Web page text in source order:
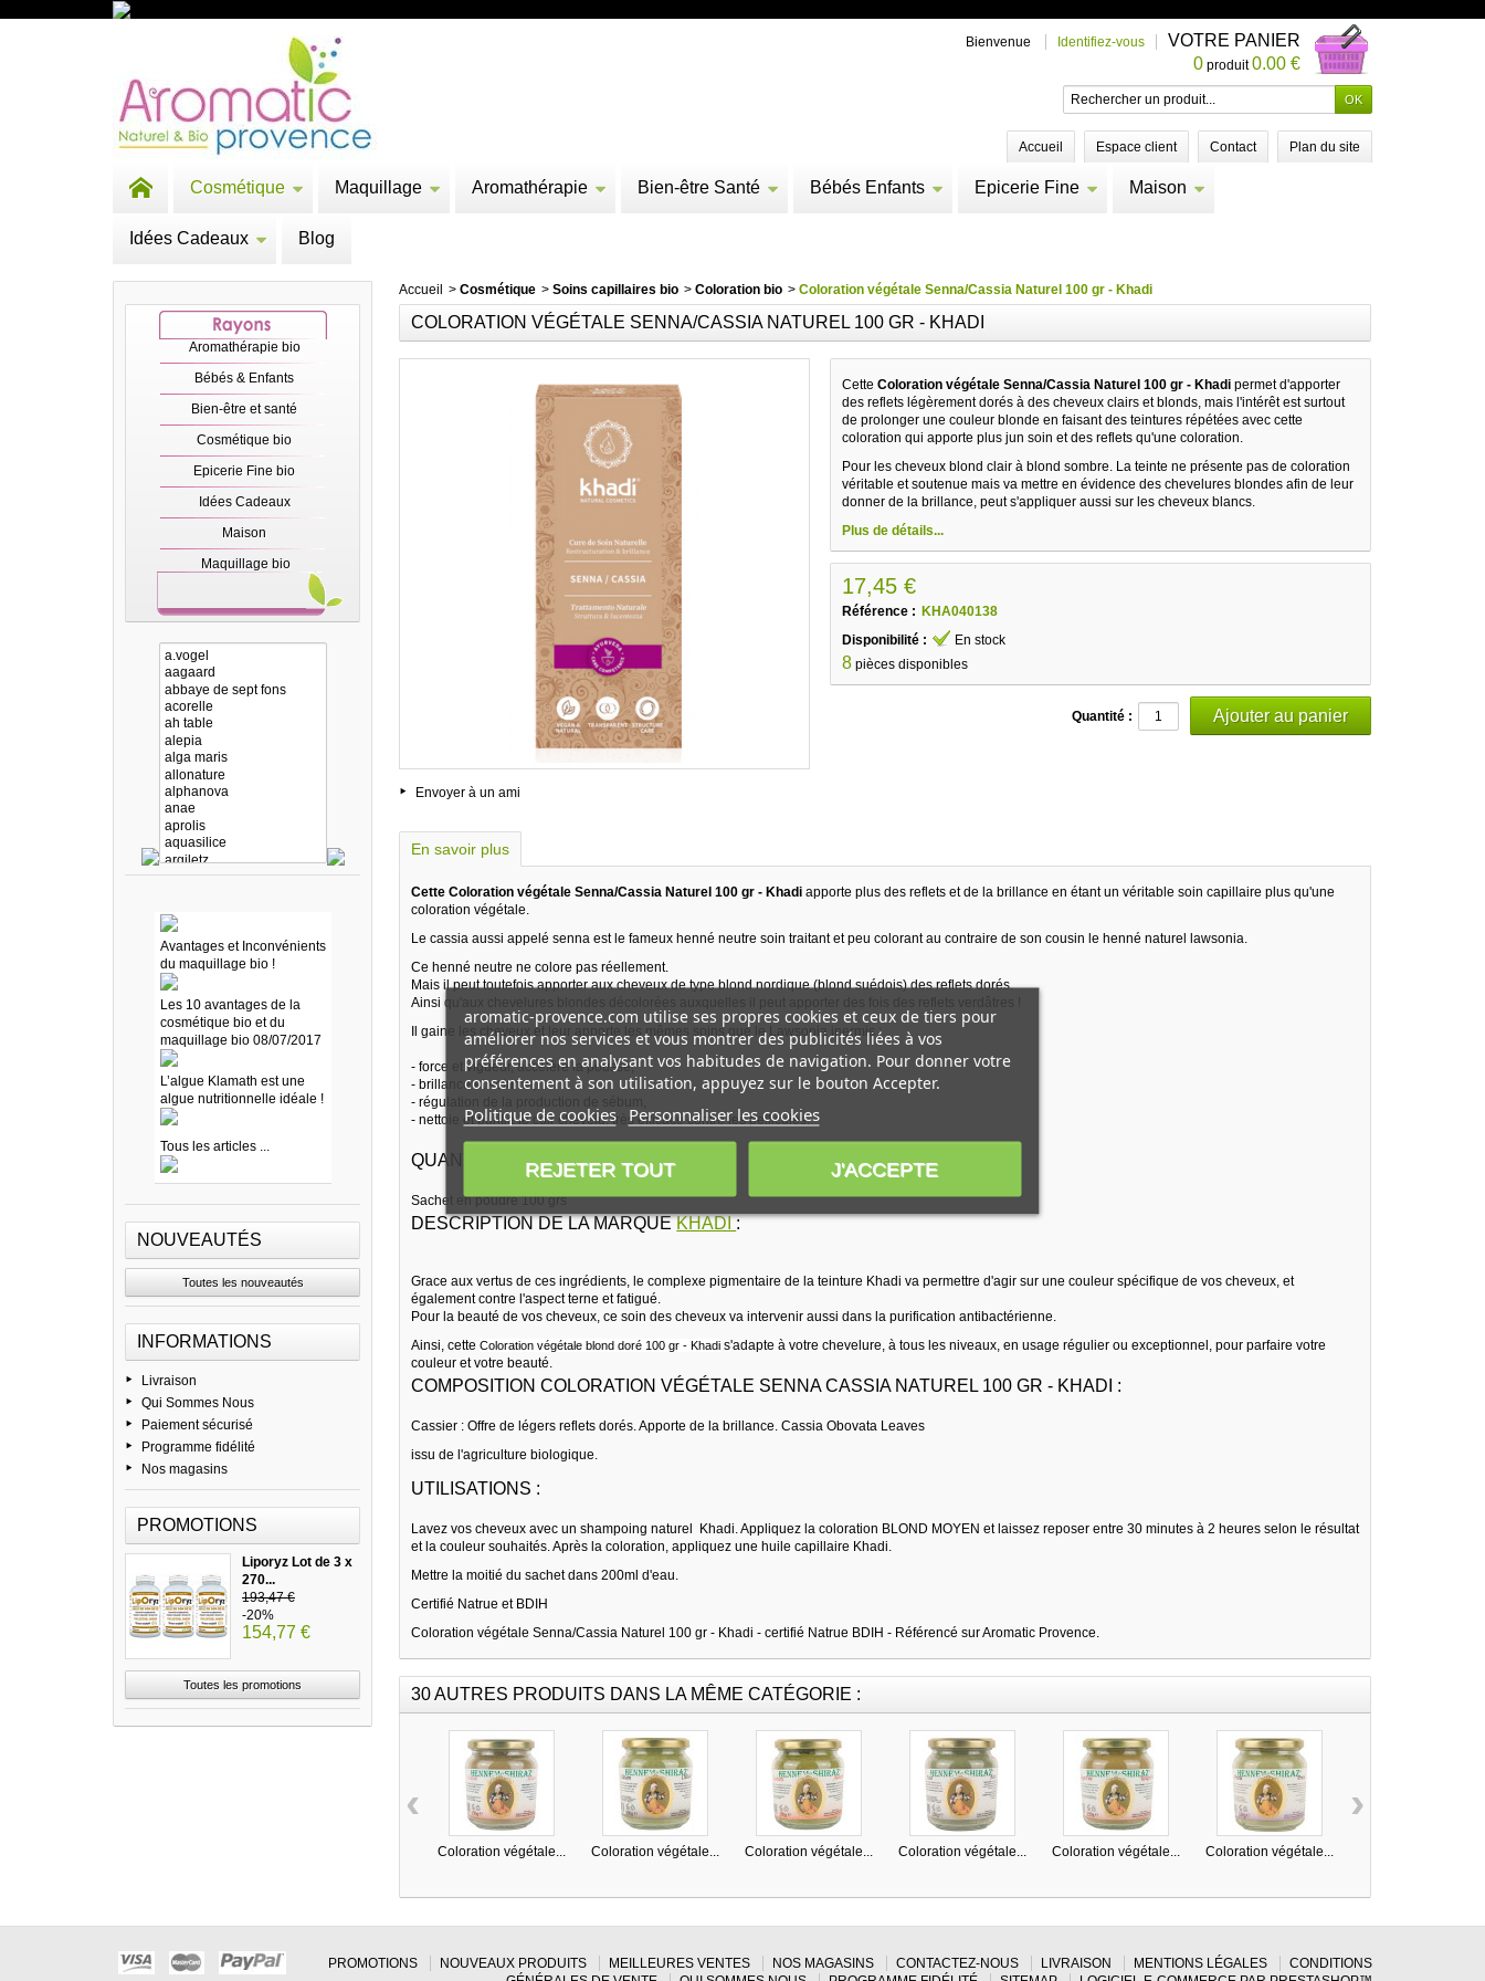
Bienvenue Identifiez-vous
VOTRE PANIER
0 produit0.00 €
Accueil Espace client Contact Plan du site
Cosmétique Maquillage Aromathérapie Bien-être Santé Bébés Enfants Epicerie Fine Maison
Idées Cadeaux Blog
Aromathérapie bio
Bébés & Enfants
Bien-être et santé
Cosmétique bio
Epicerie Fine bio
Idées Cadeaux
Maison
Maquillage bio
Avantages et Inconvénients
du maquillage bio !
Les 10 avantages de la
cosmétique bio et du
maquillage bio 08/07/2017
L’algue Klamath est une
algue nutritionnelle idéale !
Tous les articles ...
NOUVEAUTÉS
Toutes les nouveautés
INFORMATIONS
Livraison
Qui Sommes Nous
Paiement sécurisé
Programme fidélité
Nos magasins
PROMOTIONS
Liporyz Lot de 3 x
270...
193,47 €
-20%
154,77 €
Toutes les promotions
Accueil > Cosmétique > Soins capillaires bio > Coloration bio > Coloration végétale Senna/Cassia Naturel 100 gr - Khadi
COLORATION VÉGÉTALE SENNA/CASSIA NATUREL 100 GR - KHADI
Envoyer à un ami
CetteColoration végétale Senna/Cassia Naturel 100 gr - Khadi permet d'apporter
des reflets légèrement dorés à des cheveux clairs et blonds, mais l'intérêt est surtout
de prolonger une couleur blonde en faisant des teintures répétées avec cette
coloration qui apporte plus jun soin et des reflets qu'une coloration.
Pour les cheveux blond clair à blond sombre. La teinte ne présente pas de coloration
véritable et soutenue mais va mettre en évidence des chevelures blondes afin de leur
donner de la brillance, peut s'appliquer aussi sur les cheveux blancs.
Plus de détails...
17,45 €
Référence : KHA040138
Disponibilité :
En stock
8 pièces disponibles
Quantité :
En savoir plus
Cette Coloration végétale Senna/Cassia Naturel 100 gr - Khadiapporte plus des reflets et de la brillance en étant un véritable soin capillaire plus qu'une
coloration végétale.
Le cassia aussi appelé senna est le fameux henné neutre soin traitant et peu colorant au contraire de son cousin le henné naturel lawsonia.
Ce henné neutre ne colore pas réellement.
Mais il peut toutefois apporter aux cheveux de type blond nordique (blond suédois) des reflets dorés.
Ainsi qu'aux chevelures blondes décolorées auxquelles il peut apporter des fois des reflets verdâtres !
Il gaine les cheveux et leur apporte les mêmes soins que le Lawsonia inermis :
- force et vigueur, accélère la pousse,
- brillance et volume,
- régulation de la production de sébum,
- nettoie et purifie le cuir chevelu, très efficace contre les pellicules,
QUANTITE :
Sachet en poudre 100 grs
DESCRIPTION DE LA MARQUEKHADI:
Grace aux vertus de ces ingrédients, le complexe pigmentaire de la teinture Khadi va permettre d'agir sur une couleur spécifique de vos cheveux, et
également contre l'aspect terne et fatigué.
Pour la beauté de vos cheveux, ce soin des cheveux va intervenir aussi dans la purification antibactérienne.
Ainsi, cetteColoration végétale blond doré 100 gr - Khadi s'adapte à votre chevelure, à tous les niveaux, en usage régulier ou exceptionnel, pour parfaire votre
couleur et votre beauté.
COMPOSITION COLORATION VÉGÉTALE SENNA CASSIA NATUREL 100 GR - KHADI :
Cassier : Offre de légers reflets dorés. Apporte de la brillance. Cassia Obovata Leaves
issu de l'agriculture biologique.
UTILISATIONS :
Lavez vos cheveux avec un shampoing naturel Khadi. Appliquez la coloration BLOND MOYEN et laissez reposer entre 30 minutes à 2 heures selon le résultat
et la couleur souhaités. Après la coloration, appliquez une huile capillaire Khadi.
Mettre la moitié du sachet dans 200ml d'eau.
Certifié Natrue et BDIH
Coloration végétale Senna/Cassia Naturel 100 gr - Khadi - certifié Natrue BDIH - Référencé sur Aromatic Provence.
30 AUTRES PRODUITS DANS LA MÊME CATÉGORIE :
Coloration végétale... Coloration végétale... Coloration végétale... Coloration végétale... Coloration végétale... Coloration végétale...
‹ ›
PROMOTIONS NOUVEAUX PRODUITS MEILLEURES VENTES NOS MAGASINS CONTACTEZ-NOUS LIVRAISON MENTIONS LÉGALES
CONDITIONS
aromatic-provence.com utilise ses propres cookies et ceux de tiers pour
améliorer nos services et vous montrer des publicités liées à vos
préférences en analysant vos habitudes de navigation. Pour donner votre
consentement à son utilisation, appuyez sur le bouton Accepter.
Politique de cookies Personnaliser les cookies
REJETER TOUT J'ACCEPTE